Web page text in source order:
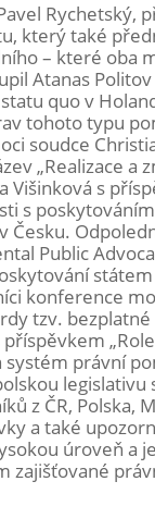
Rychetský,
který také
– které oba
Atanas
quo v
tohoto typu
soudce
„Realizace
s
s
Public
konference
tzv.
právní
z ČR, Polska,
a také
úroveň a
zajišťované